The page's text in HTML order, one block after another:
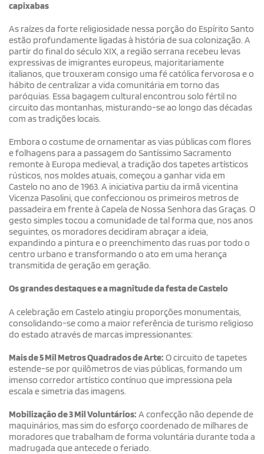
capixabas
As raízes da forte religiosidade nessa porção do Espírito Santo
estão profundamente ligadas à história de sua colonização. A
partir do final do século XIX, a região serrana recebeu levas
expressivas de imigrantes europeus, majoritariamente
italianos, que trouxeram consigo uma fé católica fervorosa e o
hábito de centralizar a vida comunitária em torno das
paróquias. Essa bagagem cultural encontrou solo fértil no
circuito das montanhas, misturando-se ao longo das décadas
com as tradições locais.
Embora o costume de ornamentar as vias públicas com flores
e folhagens para a passagem do Santíssimo Sacramento
remonte à Europa medieval, a tradição dos tapetes artísticos
rústicos, nos moldes atuais, começou a ganhar vida em
Castelo no ano de 1963. A iniciativa partiu da irmã vicentina
Vicenza Pasolini, que confeccionou os primeiros metros de
passadeira em frente à Capela de Nossa Senhora das Graças. O
gesto simples tocou a comunidade de tal forma que, nos anos
seguintes, os moradores decidiram abraçar a ideia,
expandindo a pintura e o preenchimento das ruas por todo o
centro urbano e transformando o ato em uma herança
transmitida de geração em geração.
Os grandes destaques e a magnitude da festa de Castelo
A celebração em Castelo atingiu proporções monumentais,
consolidando-se como a maior referência de turismo religioso
do estado através de marcas impressionantes:
Mais de 5 Mil Metros Quadrados de Arte: O circuito de tapetes
estende-se por quilômetros de vias públicas, formando um
imenso corredor artístico contínuo que impressiona pela
escala e simetria das imagens.
Mobilização de 3 Mil Voluntários: A confecção não depende de
maquinários, mas sim do esforço coordenado de milhares de
moradores que trabalham de forma voluntária durante toda a
madrugada que antecede o feriado.